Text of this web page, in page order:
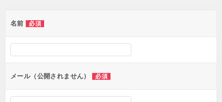
名前 必須
メール（公開されません） 必須